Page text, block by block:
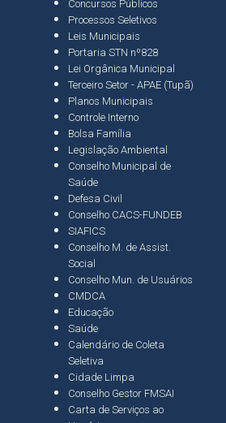
Concursos Públicos
Processos Seletivos
Leis Municipais
Portaria STN nº828
Lei Orgânica Municipal
Terceiro Setor - APAE (Tupã)
Planos Municipais
Controle Interno
Bolsa Família
Legislação Ambiental
Conselho Municipal de
Saúde
Defesa Civil
Conselho CACS-FUNDEB
SIAFICS
Conselho M. de Assist.
Social
Conselho Mun. de Usuários
CMDCA
Educação
Saúde
Calendário de Coleta
Seletiva
Cidade Limpa
Conselho Gestor FMSAI
Carta de Serviços ao